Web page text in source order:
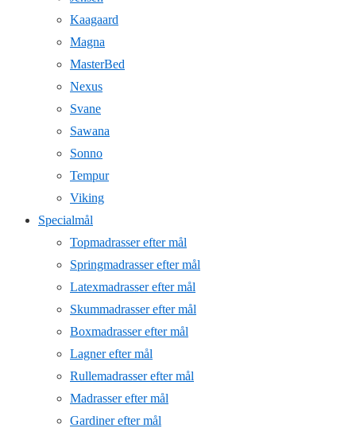
Kaagaard
Magna
MasterBed
Nexus
Svane
Sawana
Sonno
Tempur
Viking
Specialmål
Topmadrasser efter mål
Springmadrasser efter mål
Latexmadrasser efter mål
Skummadrasser efter mål
Boxmadrasser efter mål
Lagner efter mål
Rullemadrasser efter mål
Madrasser efter mål
Gardiner efter mål